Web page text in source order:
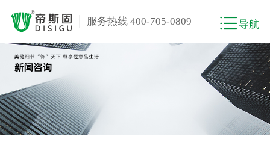
服务热线 400-705-0809 导航